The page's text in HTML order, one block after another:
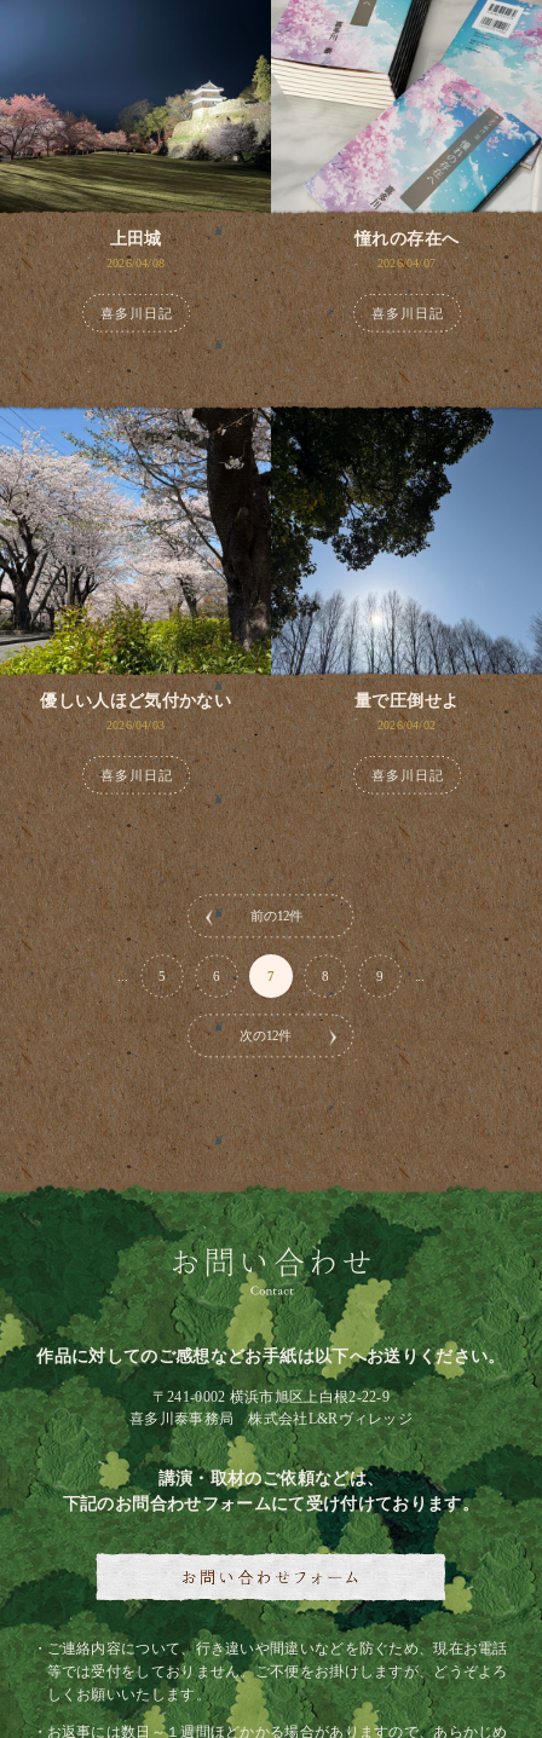
上田城
2026/04/08
喜多川日記
憧れの存在へ
2026/04/07
喜多川日記
優しい人ほど気付かない
2026/04/03
喜多川日記
量で圧倒せよ
2026/04/02
喜多川日記
前の12件
... 5 6 7 8 9 ...
次の12件
作品に対してのご感想などお手紙は以下へお送りください。
〒241-0002 横浜市旭区上白根2-22-9
喜多川泰事務局 株式会社L&Rヴィレッジ
講演・取材のご依頼などは、
下記のお問合わせフォームにて受け付けております。
ご連絡内容について、行き違いや間違いなどを防ぐため、現在お電話
等では受付をしておりません。ご不便をお掛けしますが、どうぞよろ
しくお願いいたします。
お返事には数日～１週間ほどかかる場合がありますので、あらかじめ